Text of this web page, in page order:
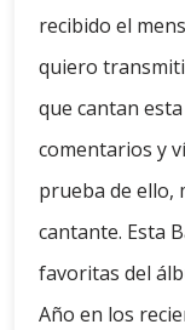
recibido el
quiero
que cantan
comentarios y
prueba de ello,
cantante. Esta
favoritas del
Año en los